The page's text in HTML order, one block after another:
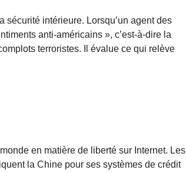
sécurité intérieure. Lorsqu’un agent des
anti-américains », c’est-à-dire la
terroristes. Il évalue ce qui relève
en matière de liberté sur Internet. Les
la Chine pour ses systèmes de crédit